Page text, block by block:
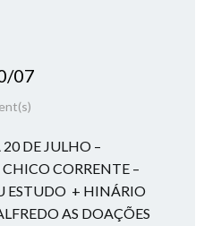
07
DE JULHO –
CORRENTE –
ESTUDO + HINÁRIO
AS DOAÇÕES